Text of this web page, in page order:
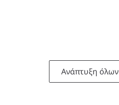
Ανάπτυξη όλων